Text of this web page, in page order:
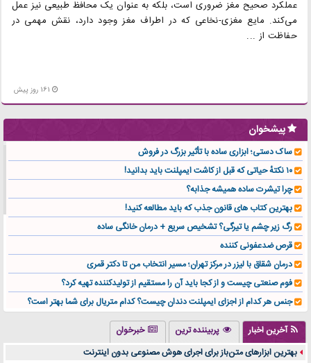
عملکرد صحیح مغز ضروری است، بلکه به عنوان یک محافظ طبیعی نیز عمل
می‌کند. مایع مغزی-نخاعی که در اطراف مغز وجود دارد، نقش مهمی در
حفاظت از ...
161 روز پیش
پیشخوان
ساک دستی؛ ابزاری ساده با تأثیر بزرگ در فروش
۱۰ نکتهٔ حیاتی که قبل از کاشت ایمپلنت باید بدانید!
چرا تیشرت ساده همیشه جذابه؟
بهترین کتاب های قانون جذب که باید مطالعه کنید!
رگ زیر چشم یا تیرگی؟ تشخیص سریع + درمان خانگی ساده
قرص ضدعفونی کننده
درمان شقاق با لیزر در مرکز تهران؛ مسیر انتخاب من تا دکتر قمری
فوم صنعتی چیست و از کجا باید آن را مستقیم از تولیدکننده تهیه کرد؟
جنس هر کدام از اجزای ایمپلنت دندان چیست؟ کدام متریال برای شما بهتر است؟
تولید لیوان کاغذی یک کسب‌ و کار پر سود و رو‌ به‌ رشد در بازار ایران
درد زانو بعد از تمرین با تردمیل؟ شاید مشکل از این انتخاب باشد
آینده موسیقی هم‌اکنون در اینجاست
آخرین اخبار پربیننده ترین
خبرخوان
بهترین ابزارهای متن‌باز برای اجرای هوش مصنوعی بدون اینترنت